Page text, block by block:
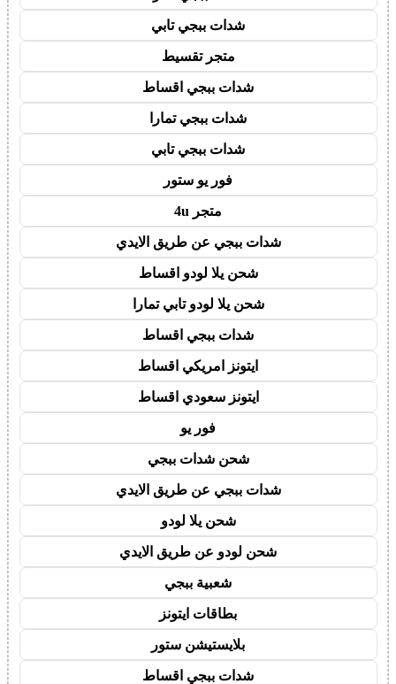
شدات ببجي تابي
متجر تقسيط
شدات ببجي اقساط
شدات ببجي تمارا
شدات ببجي تابي
فور يو ستور
متجر 4u
شدات ببجي عن طريق الايدي
شحن يلا لودو اقساط
شحن يلا لودو تابي تمارا
شدات ببجي اقساط
ايتونز امريكي اقساط
ايتونز سعودي اقساط
فور يو
شحن شدات ببجي
شدات ببجي عن طريق الايدي
شحن يلا لودو
شحن لودو عن طريق الايدي
شعبية ببجي
بطاقات ايتونز
بلايستيشن ستور
شدات ببجي اقساط